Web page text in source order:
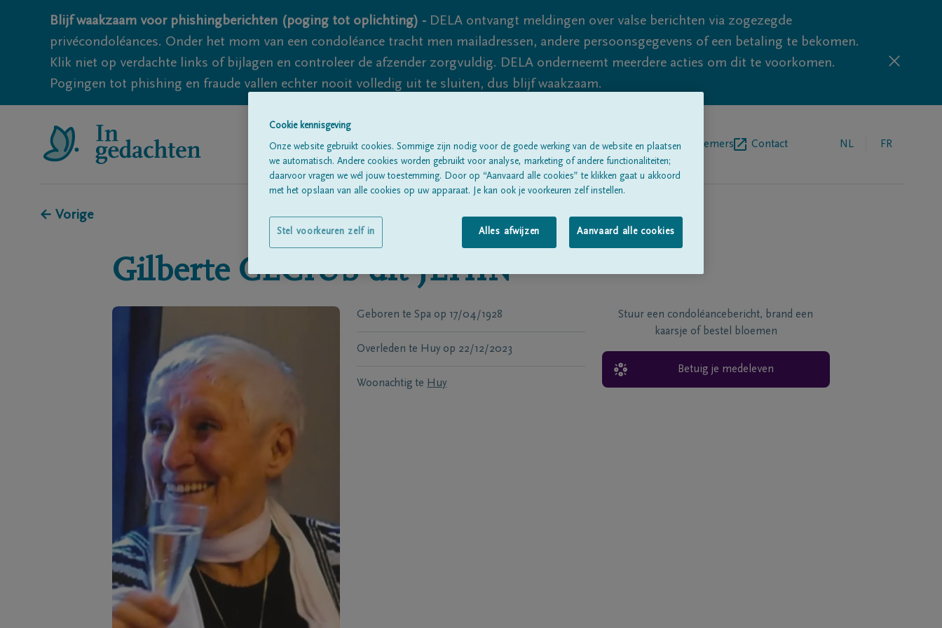
Blijf waakzaam voor phishingberichten (poging tot oplichting) - DELA ontvangt meldingen over valse berichten via zogezegde
privécondoléances. Onder het mom van een condoléance tracht men mailadressen, andere persoonsgegevens of een betaling te bekomen.
Klik niet op verdachte links of bijlagen en controleer de afzender zorgvuldig. DELA onderneemt meerdere acties om dit te voorkomen.
Pogingen tot phishing en fraude vallen echter nooit volledig uit te sluiten, dus blijf waakzaam.
Alle rouwberichtenOver onsBegrafenisondernemers Contact NL FR
← Vorige
Gilberte CÉCIUS dit JEHIN
Geboren te Spa op 17/04/1928
Overleden te Huy op 22/12/2023
Woonachtig te Huy
Stuur een condoléancebericht, brand een
kaarsje of bestel bloemen
Betuig je medeleven
Cookie kennisgeving
Onze website gebruikt cookies. Sommige zijn nodig voor de goede werking van de website en plaatsen
we automatisch. Andere cookies worden gebruikt voor analyse, marketing of andere functionaliteiten;
daarvoor vragen we wél jouw toestemming. Door op “Aanvaard alle cookies” te klikken gaat u akkoord
met het opslaan van alle cookies op uw apparaat. Je kan ook je voorkeuren zelf instellen.
Alles afwijzen Aanvaard alle cookies
Stel voorkeuren zelf in